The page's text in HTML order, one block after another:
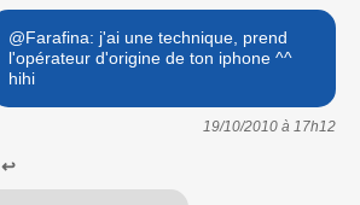
@Farafina: j'ai une technique, prend
l'opérateur d'origine de ton iphone ^^
hihi
19/10/2010 à 17h12
↩